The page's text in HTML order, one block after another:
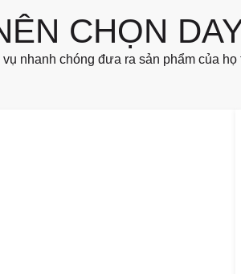
CHỌN
nhanh chóng đưa ra sản phẩm của họ